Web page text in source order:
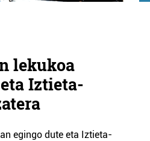
lekukoa
Iztieta-
egingo dute eta Iztieta-